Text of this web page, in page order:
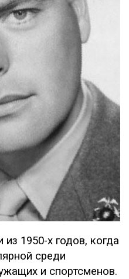
1950-х годов, когда
среди
и спортсменов.